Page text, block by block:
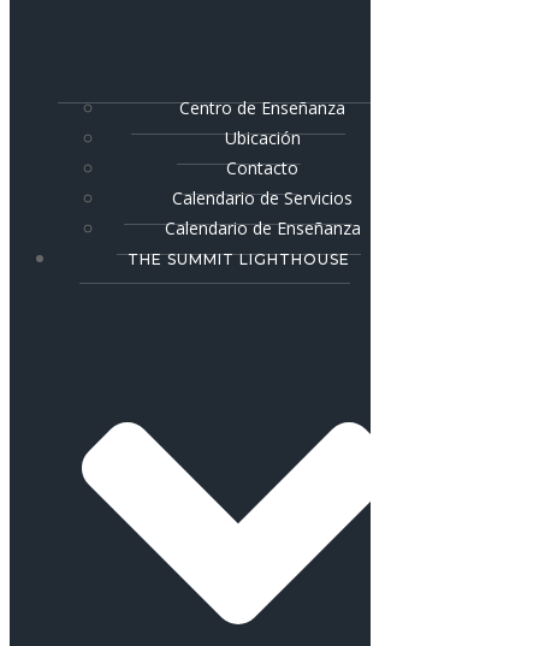
Centro de Enseñanza
Ubicación
Contacto
Calendario de Servicios
Calendario de Enseñanza
THE SUMMIT LIGHTHOUSE